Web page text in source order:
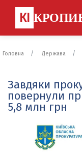
КІ
Головна Держава
Завдяки
повернули
5,8 млн грн